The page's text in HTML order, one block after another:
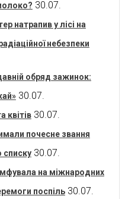
30.07.
натрапив у лісі на
небезпеки
обряд зажинок:
30.07.
квітів 30.07.
почесне звання
списку 30.07.
на міжнародних
поспіль 30.07.